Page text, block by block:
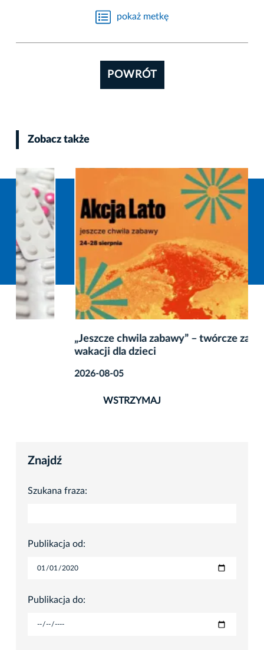
pokaż metkę
POWRÓT
Zobacz także
„Jeszcze chwila zabawy” – twórcze zakończenie
wakacji dla dzieci
WSTRZYMAJ
Znajdź
Szukana fraza:
Publikacja od:
Publikacja do: